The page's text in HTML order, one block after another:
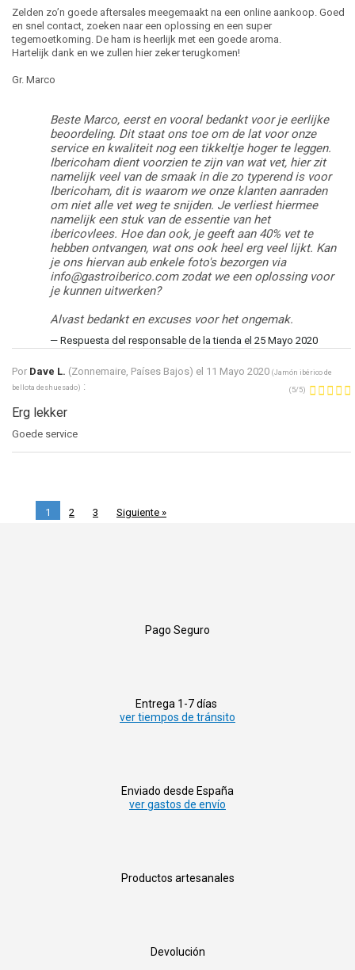
Zelden zo’n goede aftersales meegemaakt na een online aankoop. Goed
en snel contact, zoeken naar een oplossing en een super
tegemoetkoming. De ham is heerlijk met een goede aroma.
Hartelijk dank en we zullen hier zeker terugkomen!
Gr. Marco
Beste Marco, eerst en vooral bedankt voor je eerlijke
beoordeling. Dit staat ons toe om de lat voor onze
service en kwaliteit nog een tikkeltje hoger te leggen.
Ibericoham dient voorzien te zijn van wat vet, hier zit
namelijk veel van de smaak in die zo typerend is voor
Ibericoham, dit is waarom we onze klanten aanraden
om niet alle vet weg te snijden. Je verliest hiermee
namelijk een stuk van de essentie van het
ibericovlees. Hoe dan ook, je geeft aan 40% vet te
hebben ontvangen, wat ons ook heel erg veel lijkt. Kan
je ons hiervan aub enkele foto's bezorgen via
info@gastroiberico.com zodat we een oplossing voor
je kunnen uitwerken?
Alvast bedankt en excuses voor het ongemak.
Respuesta del responsable de la tienda el 25 Mayo 2020
Por Dave L. (Zonnemaire, Países Bajos) el 11 Mayo 2020 (Jamón ibérico de
bellota deshuesado) : ( 5/5)
Erg lekker
Goede service
1 2 3 Siguiente »
Pago Seguro
Entrega 1-7 días
ver tiempos de tránsito
Enviado desde España
ver gastos de envío
Productos artesanales
Devolución